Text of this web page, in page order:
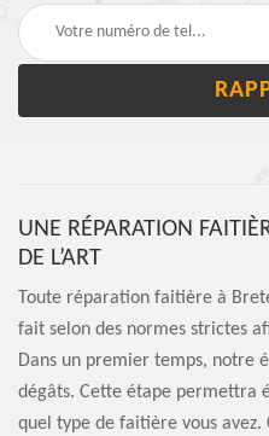
UNE RÉPARATION
DE L’ART
Toute réparation faitière à
fait selon des normes strictes
Dans un premier temps, notre
dégâts. Cette étape permettra
quel type de faitière vous avez.